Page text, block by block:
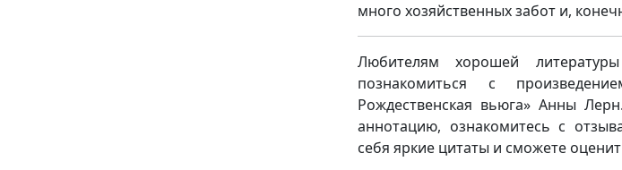
много хозяйственных забот и,
Любителям хорошей
познакомиться с
Рождественская вьюга» Анны
аннотацию, ознакомитесь с
себя яркие цитаты и сможете